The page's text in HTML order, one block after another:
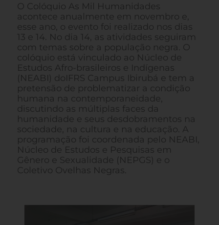
O Colóquio As Mil Humanidades
acontece anualmente em novembro e,
esse ano, o evento foi realizado nos dias
13 e 14. No dia 14, as atividades seguiram
com temas sobre a população negra. O
colóquio está vinculado ao Núcleo de
Estudos Afro-brasileiros e Indígenas
(NEABI) doIFRS Campus Ibirubá e tem a
pretensão de problematizar a condição
humana na contemporaneidade,
discutindo as múltiplas faces da
humanidade e seus desdobramentos na
sociedade, na cultura e na educação. A
programação foi coordenada pelo NEABI,
Núcleo de Estudos e Pesquisas em
Gênero e Sexualidade (NEPGS) e o
Coletivo Ovelhas Negras.